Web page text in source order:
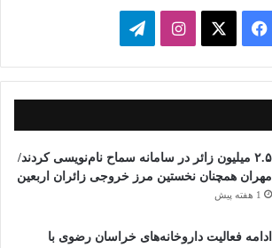
فیسبوک ایکساینستاگرامتلگرام
۲.۵ میلیون زائر در سامانه سماح نام‌نویسی کردند/
مهران همچنان نخستین مرز خروجی زائران اربعین
1 هفته پیش
ادامه فعالیت داروخانه‌های خراسان رضوی با